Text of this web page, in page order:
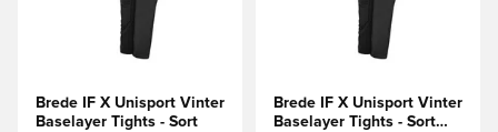
Brede IF X Unisport Vinter
Baselayer Tights - Sort
Brede IF X Unisport Vinter
Baselayer Tights - Sort